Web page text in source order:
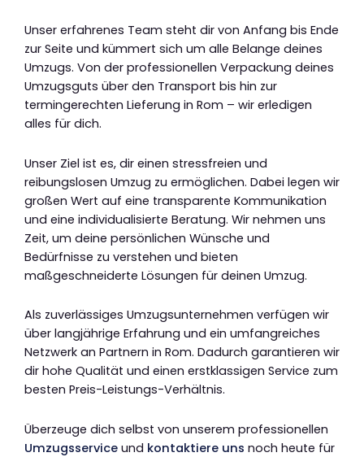
Unser erfahrenes Team steht dir von Anfang bis Ende
zur Seite und kümmert sich um alle Belange deines
Umzugs. Von der professionellen Verpackung deines
Umzugsguts über den Transport bis hin zur
termingerechten Lieferung in Rom – wir erledigen
alles für dich.
Unser Ziel ist es, dir einen stressfreien und
reibungslosen Umzug zu ermöglichen. Dabei legen wir
großen Wert auf eine transparente Kommunikation
und eine individualisierte Beratung. Wir nehmen uns
Zeit, um deine persönlichen Wünsche und
Bedürfnisse zu verstehen und bieten
maßgeschneiderte Lösungen für deinen Umzug.
Als zuverlässiges Umzugsunternehmen verfügen wir
über langjährige Erfahrung und ein umfangreiches
Netzwerk an Partnern in Rom. Dadurch garantieren wir
dir hohe Qualität und einen erstklassigen Service zum
besten Preis-Leistungs-Verhältnis.
Überzeuge dich selbst von unserem professionellen
Umzugsservice und kontaktiere uns noch heute für